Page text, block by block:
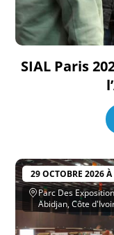
SIAL Paris
29 OCTOBRE 2026
Parc Des
Abidjan, Côte